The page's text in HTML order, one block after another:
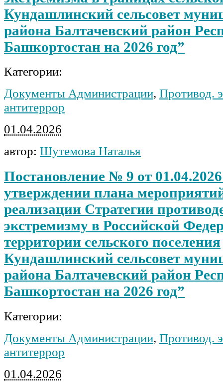
Кундашлинский сельсовет
района Балтачевский район
Башкортостан на 2026 год”
Категории:
Документы Администрации, Противод.
антитеррор
01.04.2026
автор: Шутемова Наталья
Постановление № 9 от
утверждении плана
реализации Стратегии
экстремизму в Российской
территории сельского поселения
Кундашлинский сельсовет
района Балтачевский район
Башкортостан на 2026 год”
Категории:
Документы Администрации, Противод.
антитеррор
01.04.2026